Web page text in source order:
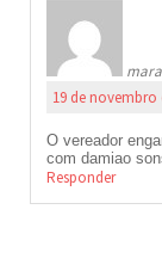
19 de novembro
O vereador
com damiao
Responder